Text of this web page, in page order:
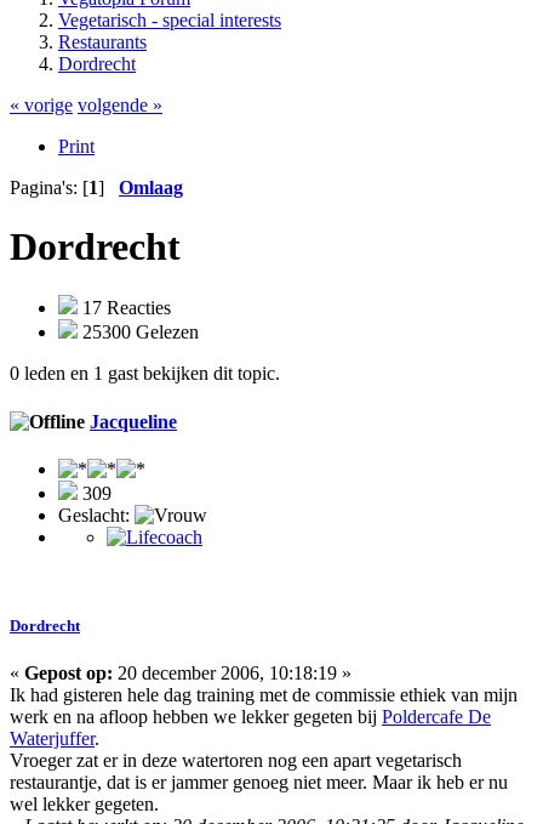
Vegetarisch - special interests
Restaurants
Dordrecht
« vorige volgende »
Print
Pagina's: [1] Omlaag
Dordrecht
17 Reacties
25300 Gelezen
0 leden en 1 gast bekijken dit topic.
Jacqueline
309
Geslacht:
Dordrecht
« Gepost op: 20 december 2006, 10:18:19 »
Ik had gisteren hele dag training met de commissie ethiek van mijn
werk en na afloop hebben we lekker gegeten bij Poldercafe De
Waterjuffer.
Vroeger zat er in deze watertoren nog een apart vegetarisch
restaurantje, dat is er jammer genoeg niet meer. Maar ik heb er nu
wel lekker gegeten.